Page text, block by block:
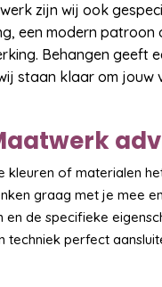
zijn wij ook
een modern
Behangen geeft
staan klaar om jouw
kleuren of materialen
graag met je mee
en de specifieke
techniek perfect